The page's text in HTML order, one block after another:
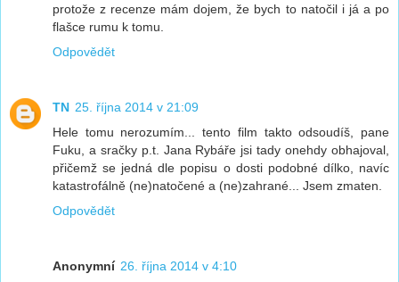
protože z recenze mám dojem, že bych to natočil i já a po
flašce rumu k tomu.
Odpovědět
TN 25. října 2014 v 21:09
Hele tomu nerozumím... tento film takto odsoudíš, pane
Fuku, a sračky p.t. Jana Rybáře jsi tady onehdy obhajoval,
přičemž se jedná dle popisu o dosti podobné dílko, navíc
katastrofálně (ne)natočené a (ne)zahrané... Jsem zmaten.
Odpovědět
Anonymní 26. října 2014 v 4:10